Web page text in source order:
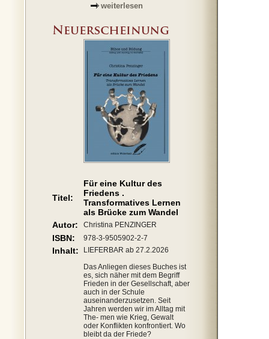
weiterlesen
Titel:
Für eine Kultur des
Friedens .
Transformatives Lernen
als Brücke zum Wandel
Autor:
Christina PENZINGER
ISBN: 978-3-9505902-2-7
Inhalt:
LIEFERBAR ab 27.2.2026
Das Anliegen dieses Buches ist
es, sich näher mit dem Begriff
Frieden in der Gesellschaft, aber
auch in der Schule
auseinanderzusetzen. Seit
Jahren werden wir im Alltag mit
The- men wie Krieg, Gewalt
oder Konflikten konfrontiert. Wo
bleibt da der Friede?